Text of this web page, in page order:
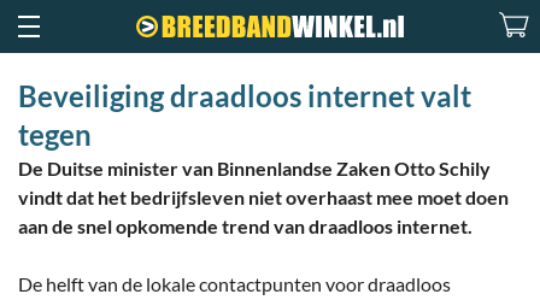
Beveiliging draadloos internet valt
tegen
De Duitse minister van Binnenlandse Zaken Otto Schily
vindt dat het bedrijfsleven niet overhaast mee moet doen
aan de snel opkomende trend van draadloos internet.
De helft van de lokale contactpunten voor draadloos